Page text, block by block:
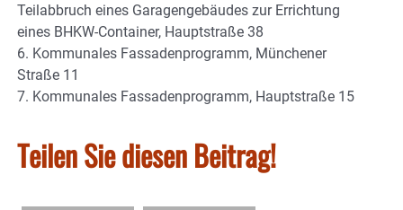
Teilabbruch eines Garagengebäudes zur Errichtung
eines BHKW-Container, Hauptstraße 38
6. Kommunales Fassadenprogramm, Münchener
Straße 11
7. Kommunales Fassadenprogramm, Hauptstraße 15
Teilen Sie diesen Beitrag!